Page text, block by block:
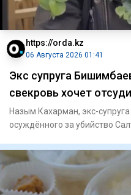
https://orda.kz
06 Августа 2026 01:41
Экс супруга
свекровь хочет
Назым Кахарман, экс-
осуждённого за убийство